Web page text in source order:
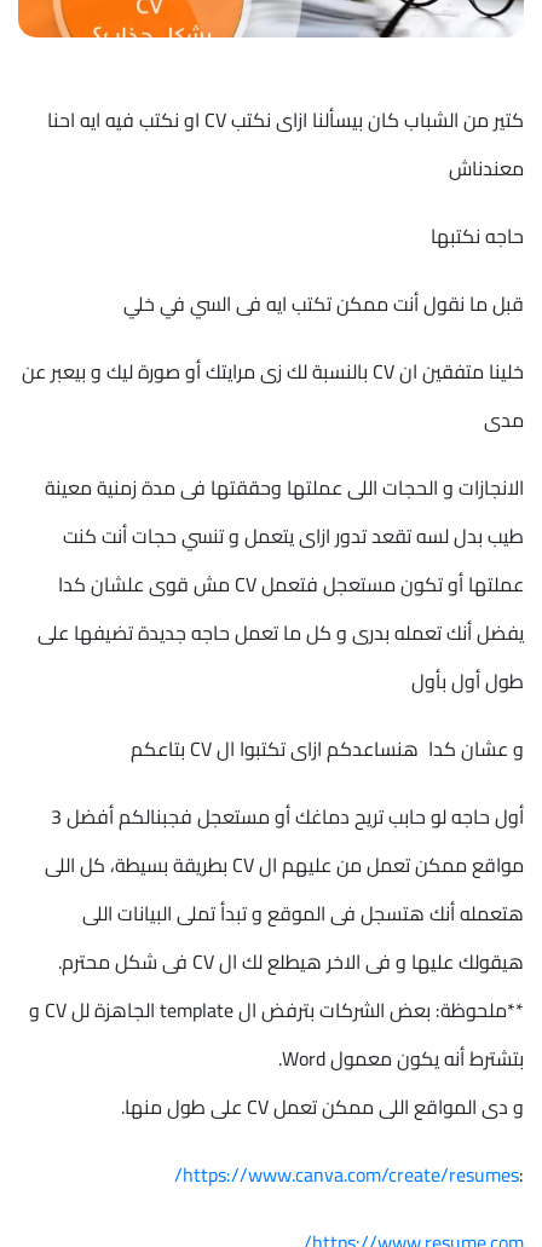
كتير من الشباب كان بيسألنا ازاى نكتب CV او نكتب فيه ايه احنا
معندناش
حاجه نكتبها
قبل ما نقول أنت ممكن تكتب ايه فى السي في خلي
خلينا متفقين ان CV بالنسبة لك زى مرايتك أو صورة ليك و بيعبر عن
مدى
الانجازات و الحجات اللى عملتها وحققتها فى مدة زمنية معينة
طيب بدل لسه تقعد تدور ازاى يتعمل و تنسي حجات أنت كنت
عملتها أو تكون مستعجل فتعمل CV مش قوى علشان كدا
يفضل أنك تعمله بدرى و كل ما تعمل حاجه جديدة تضيفها على
طول أول بأول
و عشان كدا هنساعدكم ازاى تكتبوا ال CV بتاعكم
أول حاجه لو حابب تريح دماغك أو مستعجل فجبنالكم أفضل 3
مواقع ممكن تعمل من عليهم ال CV بطريقة بسيطة، كل اللى
هتعمله أنك هتسجل فى الموقع و تبدأ تملى البيانات اللى
هيقولك عليها و فى الاخر هيطلع لك ال CV فى شكل محترم.
**ملحوظة: بعض الشركات بترفض ال template الجاهزة لل CV و
بتشترط أنه يكون معمول Word.
و دى المواقع اللى ممكن تعمل CV على طول منها.
:
https://www.canva.com/create/resumes/